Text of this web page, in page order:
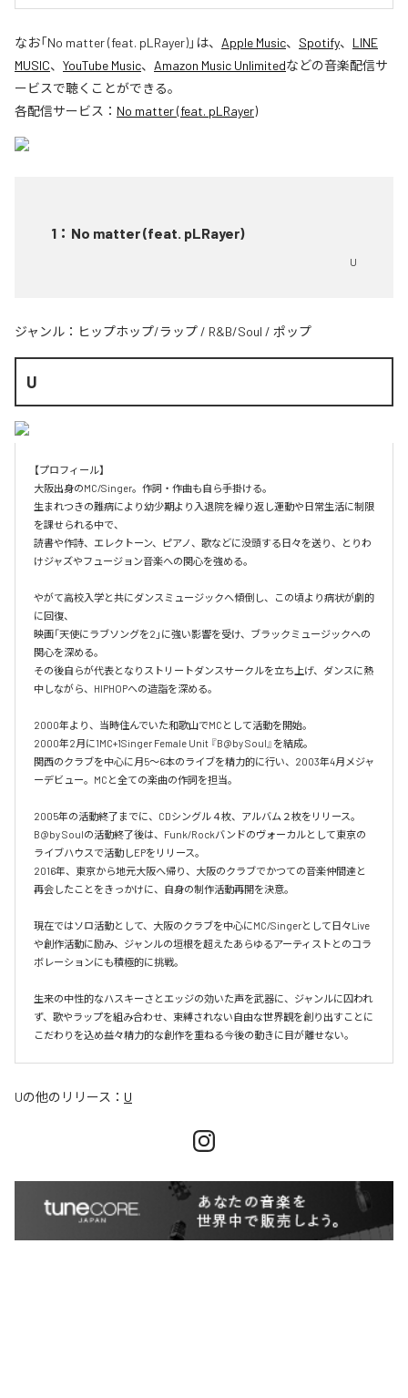
なお「No matter (feat. pLRayer)」は、 Apple Music、 Spotify、 LINE
MUSIC、 YouTube Music、 Amazon Music Unlimitedなどの音楽配信サ
ービスで聴くことができる。
各配信サービス： No matter (feat. pLRayer)
1 ： No matter (feat. pLRayer)
U
ジャンル： ヒップホップ/ラップ / R&B/Soul / ポップ
U
【プロフィール】
大阪出身のMC/Singer。作詞・作曲も自ら手掛ける。
生まれつきの難病により幼少期より入退院を繰り返し運動や日常生活に制限
を課せられる中で、
読書や作詩、エレクトーン、ピアノ、歌などに没頭する日々を送り、とりわ
けジャズやフュージョン音楽への関心を強める。
やがて高校入学と共にダンスミュージックへ傾倒し、この頃より病状が劇的
に回復、
映画「天使にラブソングを2」に強い影響を受け、ブラックミュージックへの
関心を深める。
その後自らが代表となりストリートダンスサークルを立ち上げ、ダンスに熱
中しながら、HIPHOPへの造詣を深める。
2000年より、当時住んでいた和歌山でMCとして活動を開始。
2000年2月に1MC+1Singer Female Unit 『B@by Soul』を結成。
関西のクラブを中心に月5〜6本のライブを精力的に行い、2003年4月メジャ
ーデビュー。MCと全ての楽曲の作詞を担当。
2005年の活動終了までに、CDシングル４枚、アルバム２枚をリリース。
B@by Soulの活動終了後は、Funk/Rockバンドのヴォーカルとして東京の
ライブハウスで活動しEPをリリース。
2016年、東京から地元大阪へ帰り、大阪のクラブでかつての音楽仲間達と
再会したことをきっかけに、自身の制作活動再開を決意。
現在ではソロ活動として、大阪のクラブを中心にMC/Singerとして日々Live
や創作活動に励み、ジャンルの垣根を超えたあらゆるアーティストとのコラ
ボレーションにも積極的に挑戦。
生来の中性的なハスキーさとエッジの効いた声を武器に、ジャンルに囚われ
ず、歌やラップを組み合わせ、束縛されない自由な世界観を創り出すことに
Uの他のリリース： U